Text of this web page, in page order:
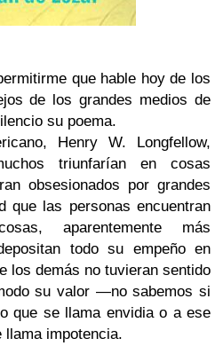
que hable hoy de los
de los grandes medios de
su poema.
Henry W. Longfellow,
triunfarían en cosas
obsesionados por grandes
que las personas encuentran
aparentemente más
todo su empeño en
los demás no tuvieran sentido
su valor —no sabemos si
que se llama envidia o a ese
impotencia.